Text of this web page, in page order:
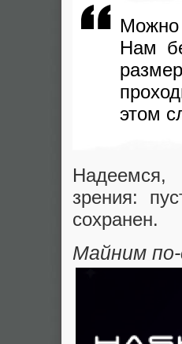
Можно
Нам
этом
Надеемся,
зрения:
сохранен.
Майним